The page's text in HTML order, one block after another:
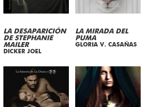
LA DESAPARICIÓN
DE STEPHANIE
MAILER
DICKER JOEL
LA MIRADA DEL
PUMA
GLORIA V. CASAÑAS